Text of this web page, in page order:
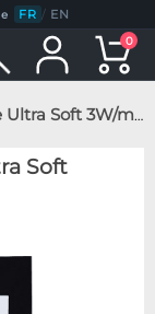
FR / EN
0
mk 100*100*1mm
Soft